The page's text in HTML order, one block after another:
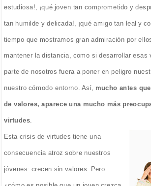
estudiosa!, ¡qué joven tan comprometido y
tan humilde y delicada!, ¡qué amigo tan leal y
tiempo que mostramos gran admiración por
mantener la distancia, como si desarrollar esas
parte de nosotros fuera a poner en peligro
nuestro cómodo entorno. Así, mucho antes
de valores, aparece una mucho más
virtudes
Esta crisis de virtudes tiene una
consecuencia atroz sobre nuestros
jóvenes: crecen sin valores. Pero